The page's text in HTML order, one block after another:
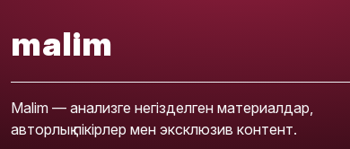
malim
Malim — анализге негізделген материалдар,
авторлық пікірлер мен эксклюзив контент.